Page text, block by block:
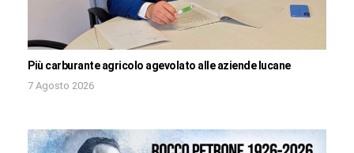
Più carburante agricolo agevolato alle aziende lucane
7 Agosto 2026